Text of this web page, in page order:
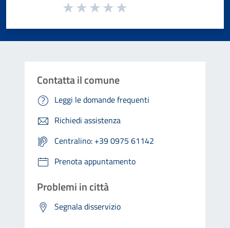
Valuta da 1 a 5 stelle la pagina
Contatta il comune
Leggi le domande frequenti
Richiedi assistenza
Centralino: +39 0975 61142
Prenota appuntamento
Problemi in città
Segnala disservizio